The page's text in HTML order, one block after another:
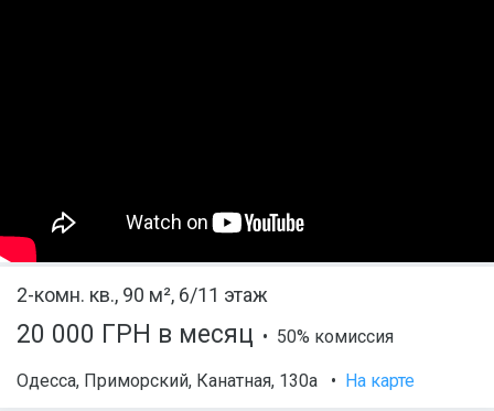
2-комн. кв., 90 м², 6/11 этаж
20 000 ГРН в месяц • 50% комиссия
Одесса, Приморский, Канатная, 130а • На карте